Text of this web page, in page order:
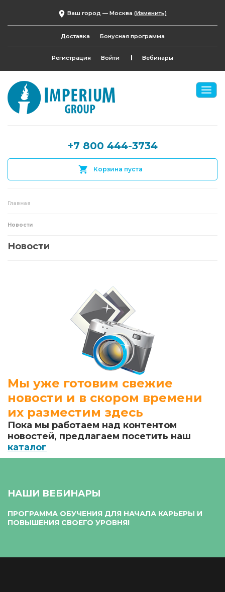
Ваш город — Москва (Изменить)
Доставка Бонусная программа
Регистрация Войти Вебинары
+7 800 444-3734
Корзина пуста
Главная
Новости
Новости
Мы уже готовим свежие
новости и в скором времени
их разместим здесь
Пока мы работаем над контентом
новостей, предлагаем посетить наш
каталог
НАШИ ВЕБИНАРЫ
ПРОГРАММА ОБУЧЕНИЯ ДЛЯ НАЧАЛА КАРЬЕРЫ И
ПОВЫШЕНИЯ СВОЕГО УРОВНЯ!